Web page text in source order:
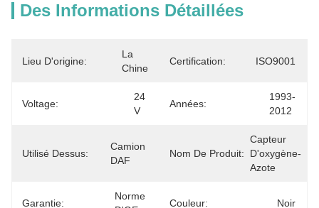
Des Informations Détaillées
Lieu D'origine:
La
Chine
Certification: ISO9001
Voltage:
24
V
Années:
1993-
2012
Utilisé Dessus:
Camion
DAF
Nom De Produit:
Capteur
D'oxygène-
Azote
Garantie:
Norme
Couleur: Noir